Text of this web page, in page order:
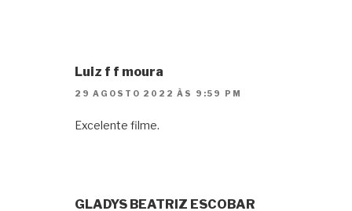
Luiz f f moura
29 AGOSTO 2022 ÀS 9:59 PM
Excelente filme.
GLADYS BEATRIZ ESCOBAR